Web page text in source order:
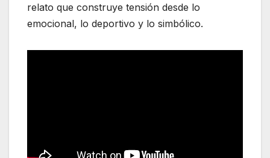
relato que construye tensión desde lo
emocional, lo deportivo y lo simbólico.